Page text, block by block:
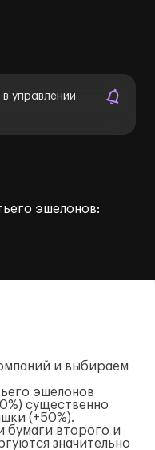
управлении
эшелонов:
и выбираем
эшелонов
существенно
(+50%).
бумаги второго и
значительно